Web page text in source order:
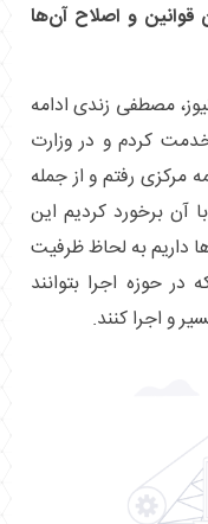
قوانین و اصلاح آن‌ها
مصطفی زندی ادامه
کردم و در وزارت
مرکزی رفتم و از جمله
آن برخورد کردیم این
داریم به لحاظ ظرفیت
حوزه اجرا بتوانند
و اجرا کنند.